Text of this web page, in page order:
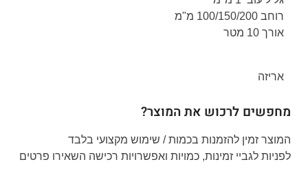
רוחב 100/150/200 מ"מ
אורך 10 מטר
אריזה
מחפשים לרכוש את המוצר?
המוצר זמין להזמנות בכמות / שימוש מקצועי בלבד
לפניות לגביי זמינות, כמויות ואפשרויות רכישה השאירו פרטים